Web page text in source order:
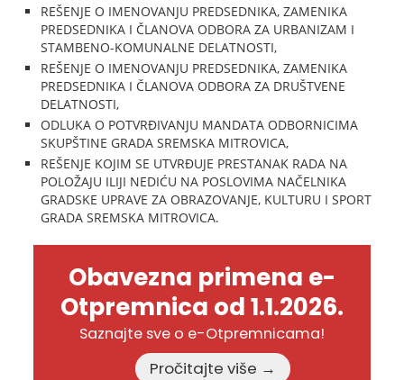
REŠENJE O IMENOVANJU PREDSEDNIKA, ZAMENIKA
PREDSEDNIKA I ČLANOVA ODBORA ZA URBANIZAM I
STAMBENO-KOMUNALNE DELATNOSTI,
REŠENJE O IMENOVANJU PREDSEDNIKA, ZAMENIKA
PREDSEDNIKA I ČLANOVA ODBORA ZA DRUŠTVENE
DELATNOSTI,
ODLUKA O POTVRĐIVANJU MANDATA ODBORNICIMA
SKUPŠTINE GRADA SREMSKA MITROVICA,
REŠENJE KOJIM SE UTVRĐUJE PRESTANAK RADA NA
POLOŽAJU ILIJI NEDIĆU NA POSLOVIMA NAČELNIKA
GRADSKE UPRAVE ZA OBRAZOVANJE, KULTURU I SPORT
GRADA SREMSKA MITROVICA.
Obavezna primena e-
Otpremnica od 1.1.2026.
Saznajte sve o e-Otpremnicama!
Pročitajte više →